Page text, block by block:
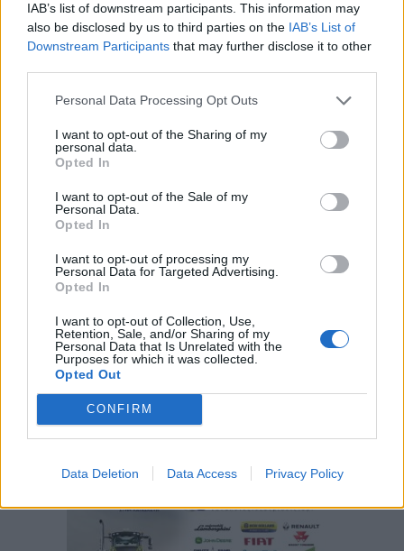
IAB’s list of downstream participants. This information may
also be disclosed by us to third parties on the IAB’s List of
Downstream Participants that may further disclose it to other
Personal Data Processing Opt Outs
I want to opt-out of the Sharing of my
personal data.
Opted In
I want to opt-out of the Sale of my
Personal Data.
Opted In
I want to opt-out of processing my
Personal Data for Targeted Advertising.
Opted In
I want to opt-out of Collection, Use,
Retention, Sale, and/or Sharing of my
Personal Data that Is Unrelated with the
Purposes for which it was collected.
Opted Out
CONFIRM
Data Deletion Data Access Privacy Policy